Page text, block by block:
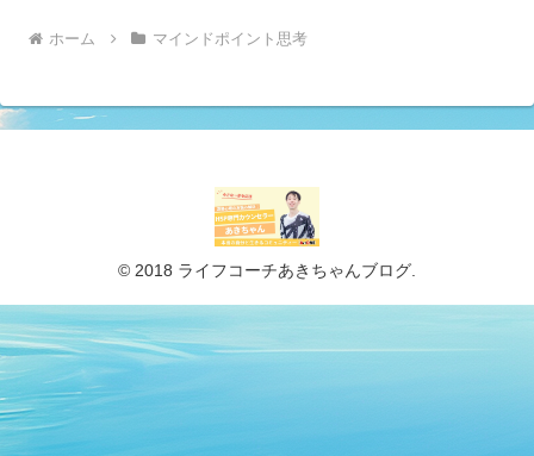
ホーム マインドポイント思考
© 2018 ライフコーチあきちゃんブログ.